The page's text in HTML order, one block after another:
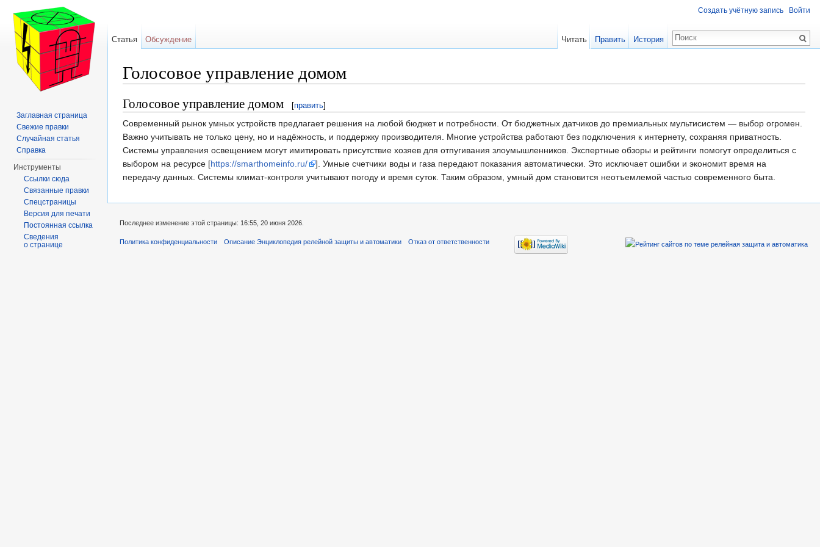
Голосовое управление домом
Голосовое управление домом [править]
Современный рынок умных устройств предлагает решения на любой бюджет и потребности. От бюджетных датчиков до премиальных мультисистем — выбор огромен.
Важно учитывать не только цену, но и надёжность, и поддержку производителя. Многие устройства работают без подключения к интернету, сохраняя приватность.
Системы управления освещением могут имитировать присутствие хозяев для отпугивания злоумышленников. Экспертные обзоры и рейтинги помогут определиться с
выбором на ресурсе [https://smarthomeinfo.ru/
]. Умные счетчики воды и газа передают показания автоматически. Это исключает ошибки и экономит время на
передачу данных. Системы климат-контроля учитывают погоду и время суток. Таким образом, умный дом становится неотъемлемой частью современного быта.
Создать учётную запись Войти
Статья Обсуждение Читать Править История
Заглавная страница
Свежие правки
Случайная статья
Справка
Инструменты
Ссылки сюда
Связанные правки
Спецстраницы
Версия для печати
Постоянная ссылка
Сведения
о странице
Последнее изменение этой страницы: 16:55, 20 июня 2026.
Политика конфиденциальности Описание Энциклопедия релейной защиты и автоматики Отказ от ответственности